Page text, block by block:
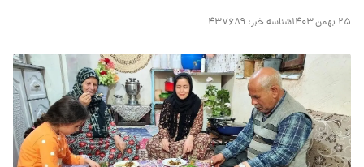
۲۵ بهمن ۱۴۰۳ شناسه خبر: ۴۳۷۶۸۹